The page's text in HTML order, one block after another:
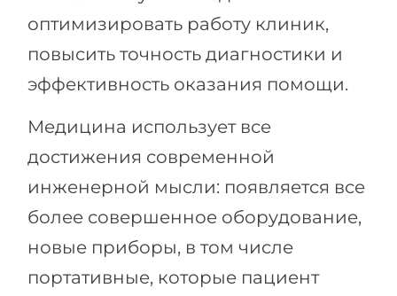
оптимизировать работу клиник,
повысить точность диагностики и
эффективность оказания помощи.
Медицина использует все
достижения современной
инженерной мысли: появляется все
более совершенное оборудование,
новые приборы, в том числе
портативные, которые пациент